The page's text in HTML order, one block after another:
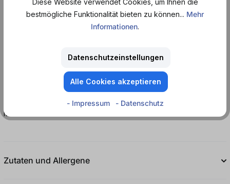
Produktinformationen
Zutaten und Allergene
Diese Website verwendet Cookies, um Ihnen die
bestmögliche Funktionalität bieten zu können... Mehr
Informationen.
Datenschutzeinstellungen
Alle Cookies akzeptieren
- Impressum - Datenschutz